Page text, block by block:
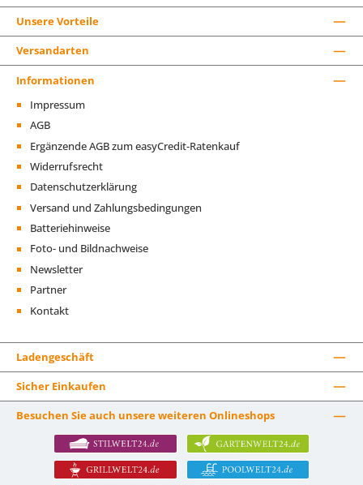
Unsere Vorteile
Versandarten
Informationen
Impressum
AGB
Ergänzende AGB zum easyCredit-Ratenkauf
Widerrufsrecht
Datenschutzerklärung
Versand und Zahlungsbedingungen
Batteriehinweise
Foto- und Bildnachweise
Newsletter
Partner
Kontakt
Ladengeschäft
Sicher Einkaufen
Besuchen Sie auch unsere weiteren Onlineshops